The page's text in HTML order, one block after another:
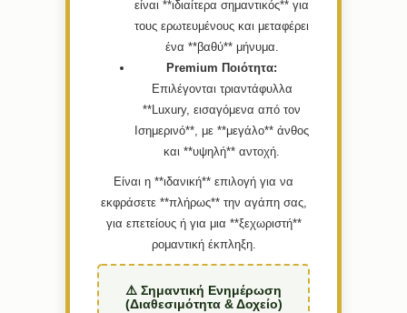
είναι **ιδιαίτερα σημαντικός** για
τους ερωτευμένους και μεταφέρει
ένα **βαθύ** μήνυμα.
Premium Ποιότητα:
Επιλέγονται τριαντάφυλλα
**Luxury, εισαγόμενα από τον
Ισημερινό**, με **μεγάλο** άνθος
και **υψηλή** αντοχή.
Είναι η **ιδανική** επιλογή για να
εκφράσετε **πλήρως** την αγάπη σας,
για επετείους ή για μια **ξεχωριστή**
ρομαντική έκπληξη.
⚠️ Σημαντική Ενημέρωση
(Διαθεσιμότητα & Δοχείο)